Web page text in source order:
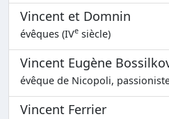
Vincent et Domnin
évêques (IVe siècle)
Vincent Eugène
évêque de Nicopoli,
Vincent Ferrier